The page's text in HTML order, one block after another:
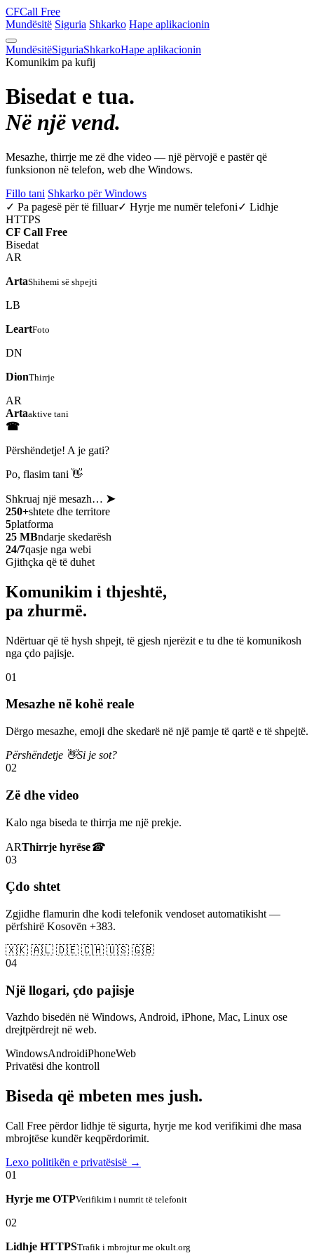
CFCall Free
Mundësitë Siguria Shkarko Hape aplikacionin
MundësitëSiguriaShkarkoHape aplikacionin
Komunikim pa kufij
Bisedat e tua.
Në një vend.
Mesazhe, thirrje me zë dhe video — një përvojë e pastër që
funksionon në telefon, web dhe Windows.
Fillo tani Shkarko për Windows
✓ Pa pagesë për të filluar✓ Hyrje me numër telefoni✓ Lidhje
HTTPS
CF Call Free
Bisedat
AR
ArtaShihemi së shpejti
LB
LeartFoto
DN
DionThirrje
AR
Artaaktive tani
☎
Përshëndetje! A je gati?
Po, flasim tani 👋
Shkruaj një mesazh… ➤
250+shtete dhe territore
5platforma
25 MBndarje skedarësh
24/7qasje nga webi
Gjithçka që të duhet
Komunikim i thjeshtë,
pa zhurmë.
Ndërtuar që të hysh shpejt, të gjesh njerëzit e tu dhe të komunikosh
nga çdo pajisje.
01
Mesazhe në kohë reale
Dërgo mesazhe, emoji dhe skedarë në një pamje të qartë e të shpejtë.
Përshëndetje 👋Si je sot?
02
Zë dhe video
Kalo nga biseda te thirrja me një prekje.
ARThirrje hyrëse☎
03
Çdo shtet
Zgjidhe flamurin dhe kodi telefonik vendoset automatikisht —
përfshirë Kosovën +383.
🇽🇰 🇦🇱 🇩🇪 🇨🇭 🇺🇸 🇬🇧
04
Një llogari, çdo pajisje
Vazhdo bisedën në Windows, Android, iPhone, Mac, Linux ose
drejtpërdrejt në web.
WindowsAndroidiPhoneWeb
Privatësi dhe kontroll
Biseda që mbeten mes jush.
Call Free përdor lidhje të sigurta, hyrje me kod verifikimi dhe masa
mbrojtëse kundër keqpërdorimit.
Lexo politikën e privatësisë →
01
Hyrje me OTPVerifikim i numrit të telefonit
02
Lidhje HTTPSTrafik i mbrojtur me okult.org